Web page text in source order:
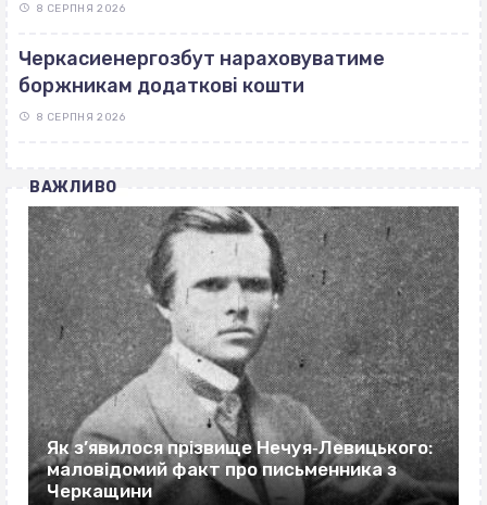
8 СЕРПНЯ 2026
Черкасиенергозбут нараховуватиме
боржникам додаткові кошти
8 СЕРПНЯ 2026
ВАЖЛИВО
Як з’явилося прізвище Нечуя‐Левицького:
маловідомий факт про письменника з
Черкащини